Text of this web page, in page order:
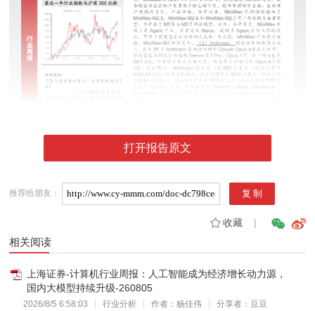
打开报告原文
推荐给朋友：
收藏|
相关阅读
上海证券-计算机行业周报：人工智能成为经济增长动力源，
国内大模型持续升级-260805
2026/8/5 6:58:03 行业分析 作者：杨佳伟
分享者：豆豆